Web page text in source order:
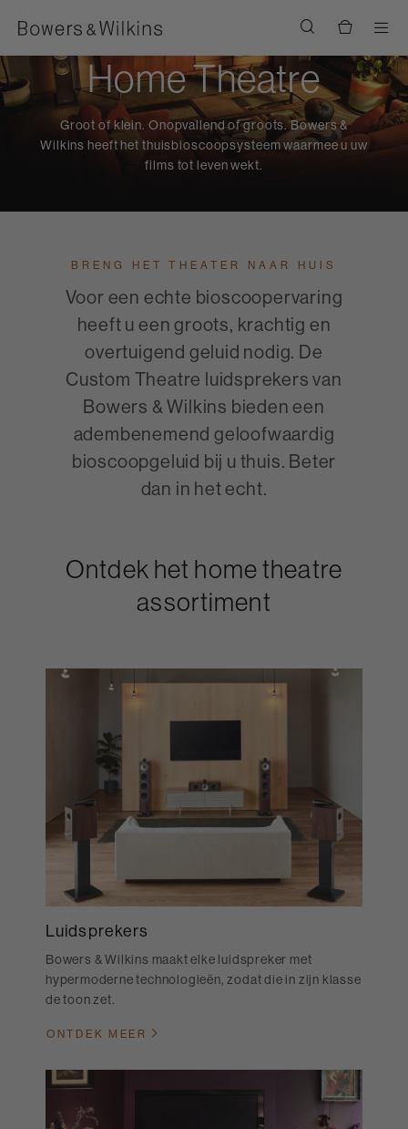
Home Theatre
Groot of klein. Onopvallend of groots. Bowers &
Wilkins heeft het thuisbioscoopsysteem waarmee u uw
films tot leven wekt.
BRENG HET THEATER NAAR HUIS
Voor een echte bioscoopervaring
heeft u een groots, krachtig en
overtuigend geluid nodig. De
Custom Theatre luidsprekers van
Bowers & Wilkins bieden een
adembenemend geloofwaardig
bioscoopgeluid bij u thuis. Beter
dan in het echt.
Ontdek het home theatre
assortiment
Luidsprekers
Bowers & Wilkins maakt elke luidspreker met
hypermoderne technologieën, zodat die in zijn klasse
de toon zet.
ONTDEK MEER